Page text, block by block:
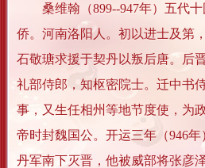
桑维翰（899--947年）五代十
侨。河南洛阳人。初以进士及第
石敬瑭求援于契丹以叛后唐。后
礼部侍郎，知枢密院士。迁中书
事，又生任相州等地节度使，为
帝时封魏国公。开运三年（946
丹军南下灭晋，他被威部将张彦泽